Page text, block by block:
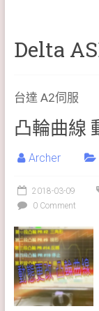
Delta
台達 A2伺服
凸輪曲線
Archer
2018-03-09
0 Comment